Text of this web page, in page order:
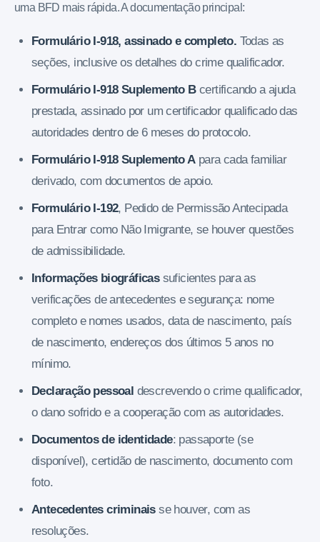
uma BFD mais rápida. A documentação principal:
Formulário I-918, assinado e completo. Todas as
seções, inclusive os detalhes do crime qualificador.
Formulário I-918 Suplemento Bcertificando a ajuda
prestada, assinado por um certificador qualificado das
autoridades dentro de 6 meses do protocolo.
Formulário I-918 Suplemento Apara cada familiar
derivado, com documentos de apoio.
Formulário I-192, Pedido de Permissão Antecipada
para Entrar como Não Imigrante, se houver questões
de admissibilidade.
Informações biográficassuficientes para as
verificações de antecedentes e segurança: nome
completo e nomes usados, data de nascimento, país
de nascimento, endereços dos últimos 5 anos no
mínimo.
Declaração pessoal descrevendo o crime qualificador,
o dano sofrido e a cooperação com as autoridades.
Documentos de identidade: passaporte (se
disponível), certidão de nascimento, documento com
foto.
Antecedentes criminaisse houver, com as
resoluções.